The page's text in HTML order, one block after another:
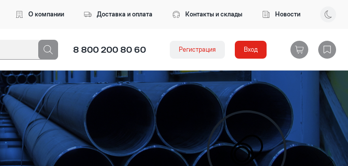
О компании Доставка и оплата Контакты и склады Новости
8 800 200 80 60 Регистрация Вход